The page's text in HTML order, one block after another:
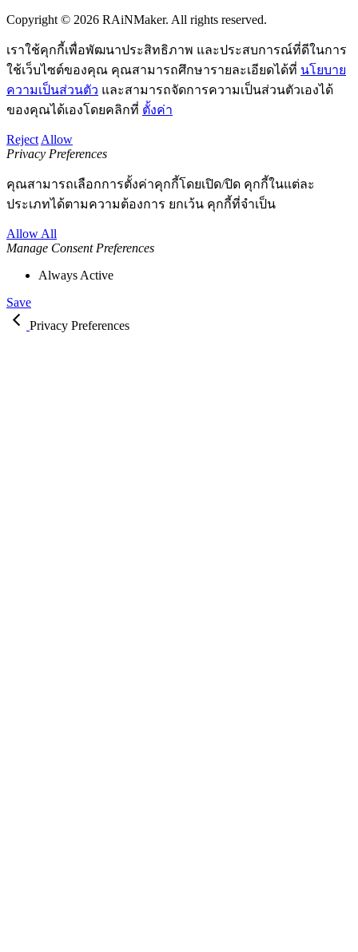
Copyright © 2026 RAiNMaker. All rights reserved.
เราใช้คุกกี้เพื่อพัฒนาประสิทธิภาพ และประสบการณ์ที่ดีในการ
ใช้เว็บไซต์ของคุณ คุณสามารถศึกษารายละเอียดได้ที่ นโยบาย
ความเป็นส่วนตัว และสามารถจัดการความเป็นส่วนตัวเองได้
ของคุณได้เองโดยคลิกที่ ตั้งค่า
Reject Allow
Privacy Preferences
คุณสามารถเลือกการตั้งค่าคุกกี้โดยเปิด/ปิด คุกกี้ในแต่ละ
ประเภทได้ตามความต้องการ ยกเว้น คุกกี้ที่จำเป็น
Allow All
Manage Consent Preferences
Always Active
Save
Privacy Preferences